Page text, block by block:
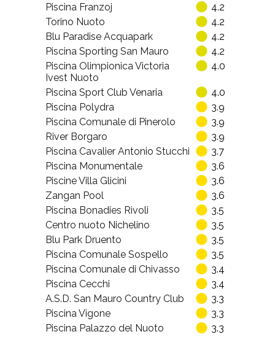
Piscina Franzoj
4.2
Torino Nuoto
4.2
Blu Paradise Acquapark
4.2
Piscina Sporting San Mauro
4.2
Piscina Olimpionica Victoria
Ivest Nuoto
4.0
Piscina Sport Club Venaria
4.0
Piscina Polydra
3.9
Piscina Comunale di Pinerolo
3.9
River Borgaro
3.9
Piscina Cavalier Antonio Stucchi
3.7
Piscina Monumentale
3.6
Piscine Villa Glicini
3.6
Zangan Pool
3.6
Piscina Bonadies Rivoli
3.5
Centro nuoto Nichelino
3.5
Blu Park Druento
3.5
Piscina Comunale Sospello
3.5
Piscina Comunale di Chivasso
3.4
Piscina Cecchi
3.4
A.S.D. San Mauro Country Club
3.3
Piscina Vigone
3.3
Piscina Palazzo del Nuoto
3.3